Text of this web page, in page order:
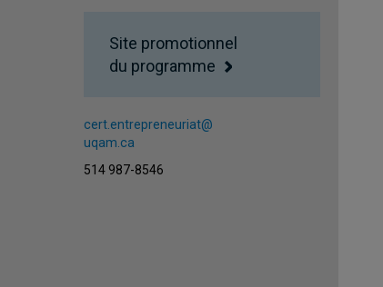
Site promotionnel
du programme
cert.entrepreneuriat@
uqam.ca
514 987-8546